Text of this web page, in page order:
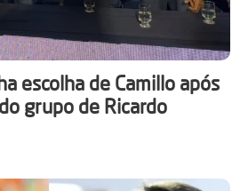
escolha de Camillo após
grupo de Ricardo